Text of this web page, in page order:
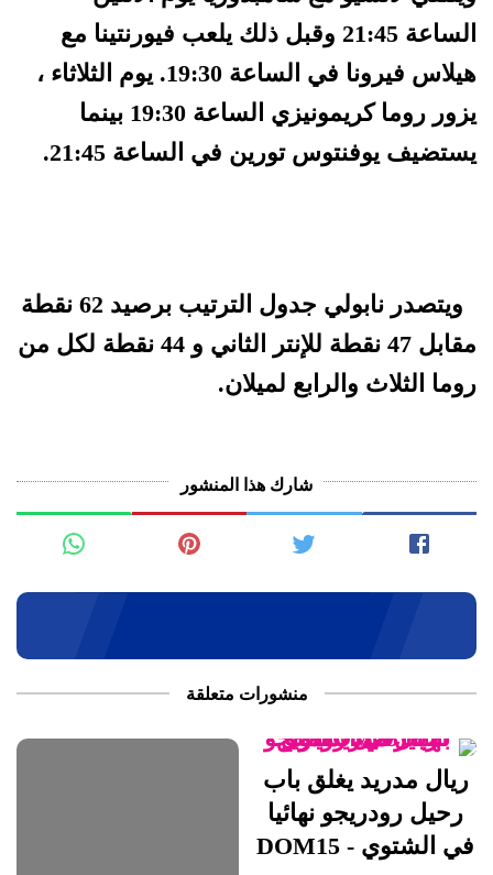
الساعة 21:45 وقبل ذلك يلعب فيورنتينا مع
هيلاس فيرونا في الساعة 19:30. يوم الثلاثاء ،
يزور روما كريمونيزي الساعة 19:30 بينما
يستضيف يوفنتوس تورين في الساعة 21:45.
ويتصدر نابولي جدول الترتيب برصيد 62 نقطة
مقابل 47 نقطة للإنتر الثاني و 44 نقطة لكل من
روما الثلاث والرابع لميلان.
شارك هذا المنشور
منشورات متعلقة
ريال مدريد يغلق باب
رحيل رودريجو نهائيا
في الشتوي - DOM15